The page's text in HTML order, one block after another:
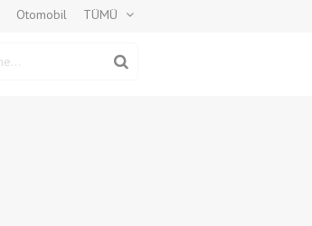
Otomobil TÜMÜ